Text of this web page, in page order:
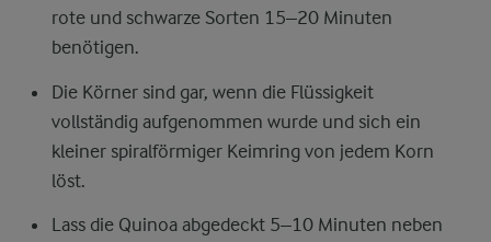
rote und schwarze Sorten 15–20 Minuten
benötigen.
Die Körner sind gar, wenn die Flüssigkeit
vollständig aufgenommen wurde und sich ein
kleiner spiralförmiger Keimring von jedem Korn
löst.
Lass die Quinoa abgedeckt 5–10 Minuten neben